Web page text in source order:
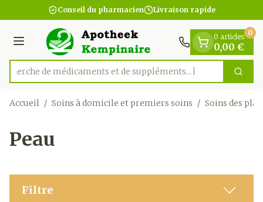
Aller au contenu
1 de 1
Conseil du pharmacien Livraison rapide
Menu
Rechercher
Recherche de médicaments et d
0 articles
0,00 €
0
Accueil / Soins à domicile et premiers soins / Soins des
Peau
Filtre